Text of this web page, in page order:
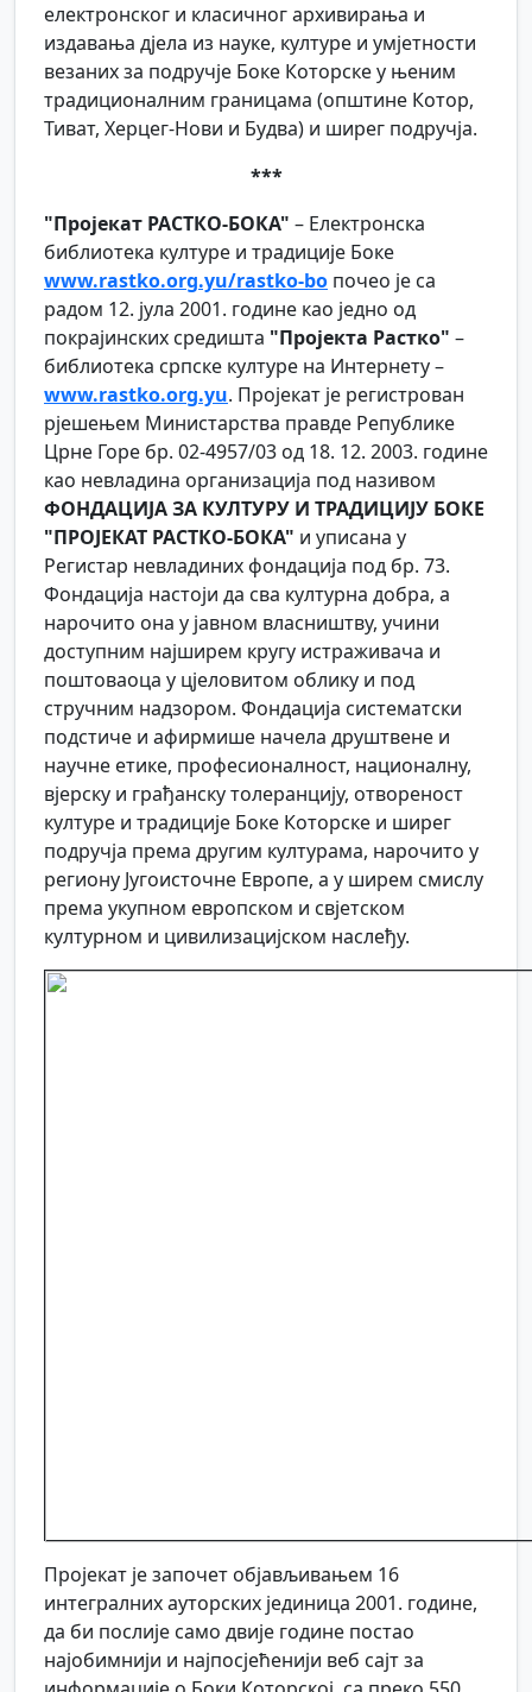
електронског и класичног архивирања и
издавања дјела из науке, културе и умјетности
везаних за подручје Боке Которске у њеним
традиционалним границама (општине Котор,
Тиват, Херцег-Нови и Будва) и ширег подручја.
***
"Пројекат РАСТКО-БОКА" – Електронска
библиотека културе и традиције Боке
www.rastko.org.yu/rastko-bo почео је са
радом 12. јула 2001. године као једно од
покрајинских средишта "Пројекта Растко" –
библиотека српске културе на Интернету –
www.rastko.org.yu. Пројекат је регистрован
рјешењем Министарства правде Републике
Црне Горе бр. 02-4957/03 од 18. 12. 2003. године
као невладина организација под називом
ФОНДАЦИЈА ЗА КУЛТУРУ И ТРАДИЦИЈУ БОКЕ
"ПРОЈЕКАТ РАСТКО-БОКА" и уписана у
Регистар невладиних фондација под бр. 73.
Фондација настоји да сва културна добра, а
нарочито она у јавном власништву, учини
доступним најширем кругу истраживача и
поштоваоца у цјеловитом облику и под
стручним надзором. Фондација систематски
подстиче и афирмише начела друштвене и
научне етике, професионалност, националну,
вјерску и грађанску толеранцију, отвореност
културе и традиције Боке Которске и ширег
подручја према другим културама, нарочито у
региону Југоисточне Европе, а у ширем смислу
према укупном европском и свјетском
културном и цивилизацијском наслеђу.
Пројекат је започет објављивањем 16
интегралних ауторских јединица 2001. године,
да би послије само двије године постао
најобимнији и најпосјећенији веб сајт за